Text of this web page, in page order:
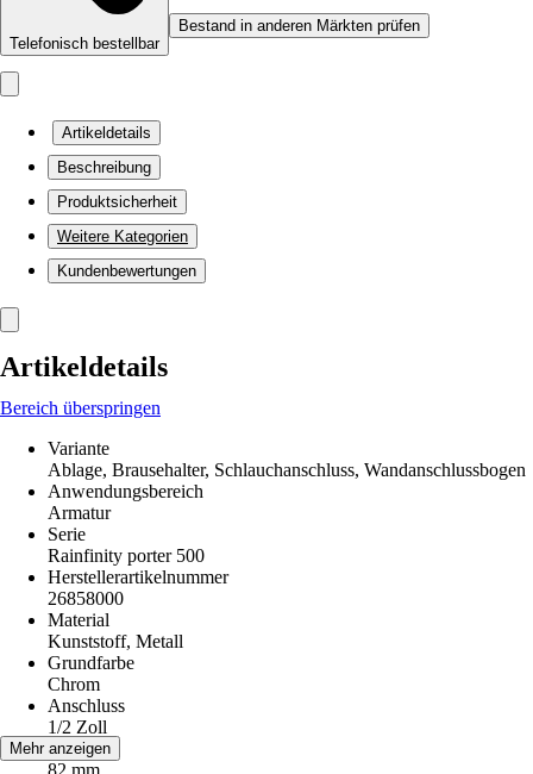
Telefonisch bestellbar
Bestand in anderen Märkten prüfen
Artikeldetails
Beschreibung
Produktsicherheit
Weitere Kategorien
Kundenbewertungen
Artikeldetails
Bereich überspringen
Variante
Ablage, Brausehalter, Schlauchanschluss, Wandanschlussbogen
Anwendungsbereich
Armatur
Serie
Rainfinity porter 500
Herstellerartikelnummer
26858000
Material
Kunststoff, Metall
Grundfarbe
Chrom
Anschluss
1/2 Zoll
Länge
82 mm
Mehr anzeigen